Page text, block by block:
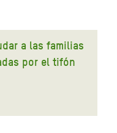
a las familias
por el tifón